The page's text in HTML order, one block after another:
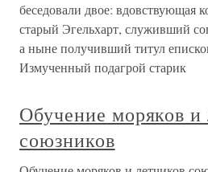
беседовали двое: вдовствующая
старый Эгельхарт, служивший
а ныне получивший титул
Измученный подагрой старик
Обучение моряков и
союзников